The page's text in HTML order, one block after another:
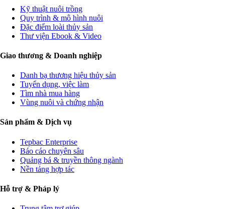
Kỹ thuật nuôi trồng
Quy trình & mô hình nuôi
Đặc điểm loài thủy sản
Thư viện Ebook & Video
Giao thương & Doanh nghiệp
Danh bạ thương hiệu thủy sản
Tuyển dụng, việc làm
Tìm nhà mua hàng
Vùng nuôi và chứng nhận
Sản phẩm & Dịch vụ
Tepbac Enterprise
Báo cáo chuyên sâu
Quảng bá & truyền thông ngành
Nền tảng hợp tác
Hỗ trợ & Pháp lý